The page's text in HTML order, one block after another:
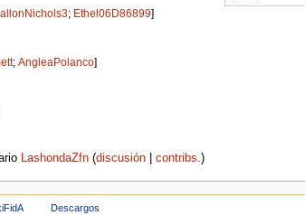
‎; Ethel06D86899‎]
‎;AngleaPolanco‎]
LashondaZfn discusión contribs.
Descargos